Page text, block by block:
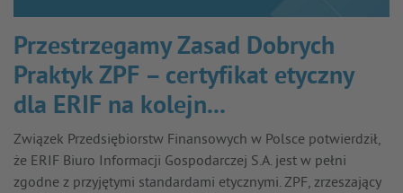
Przestrzegamy Zasad Dobrych
Praktyk ZPF – certyfikat etyczny
dla ERIF na kolejn...
Związek Przedsiębiorstw Finansowych w Polsce potwierdził,
że ERIF Biuro Informacji Gospodarczej S.A. jest w pełni
zgodne z przyjętymi standardami etycznymi. ZPF, zrzeszający